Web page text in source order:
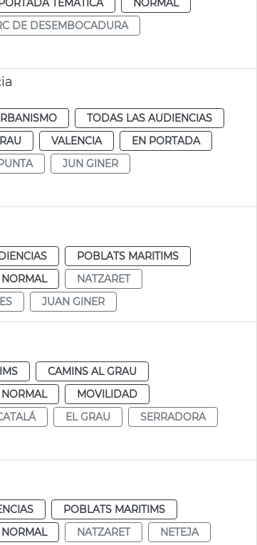
TEMÁTICA
NORMAL
DE DESEMBOCADURA
TODAS LAS AUDIENCIAS
VALENCIA
EN PORTADA
JUN GINER
POBLATS MARITIMS
NORMAL
NATZARET
JUAN GINER
CAMINS AL GRAU
NORMAL
MOVILIDAD
EL GRAU
SERRADORA
POBLATS MARITIMS
NORMAL NATZARET
NETEJA